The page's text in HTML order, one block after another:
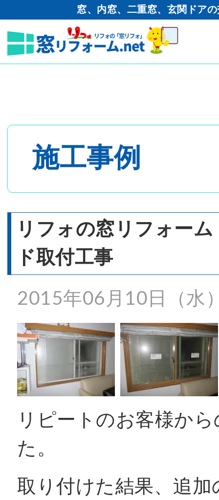
窓、内窓、二重窓、玄関ドア
- 内窓・二重窓
- 窓リフォーム
- 窓シャッター
施工事例一覧
特殊事例
価格表
窓リフォコラム
窓リフォーム.net>工事ブログ
宮市 プラマード取付工事
施工事例
リフォの窓リフォー
ド取付工事
2015年06月10日（水
リピートのお客様か
た。
取り付けた結果、追